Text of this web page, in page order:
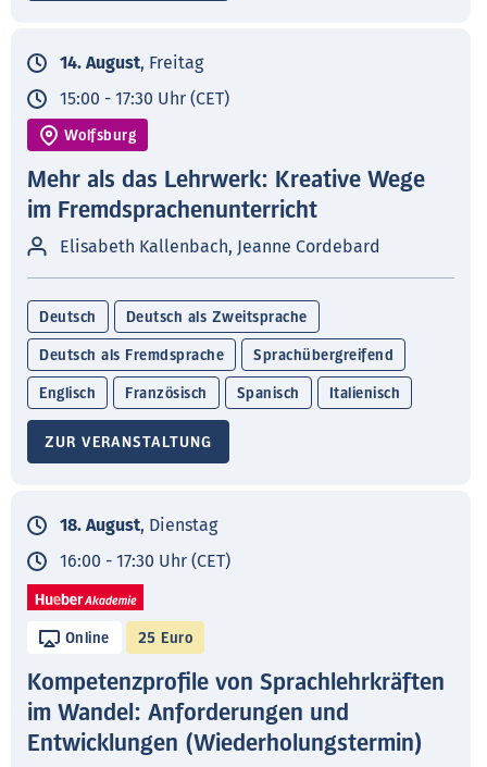
14. August, Freitag
15:00 - 17:30 Uhr (CET)
Wolfsburg
Mehr als das Lehrwerk: Kreative Wege
im Fremdsprachenunterricht
Elisabeth Kallenbach, Jeanne Cordebard
Deutsch Deutsch als Zweitsprache
Deutsch als Fremdsprache Sprachübergreifend
Englisch Französisch Spanisch Italienisch
ZUR VERANSTALTUNG
18. August, Dienstag
16:00 - 17:30 Uhr (CET)
Online 25 Euro
Kompetenzprofile von Sprachlehrkräften
im Wandel: Anforderungen und
Entwicklungen (Wiederholungstermin)